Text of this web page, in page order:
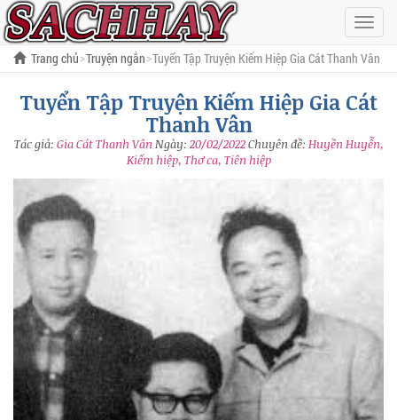
Hiện
menu
Trang chủ Truyện ngắn Tuyển Tập Truyện Kiếm Hiệp Gia Cát Thanh Vân
Tuyển Tập Truyện Kiếm Hiệp Gia Cát
Thanh Vân
Tác giả: Gia Cát Thanh Vân Ngày: 20/02/2022Chuyên đề: Huyền Huyễn,
Kiếm hiệp, Thơ ca, Tiên hiệp